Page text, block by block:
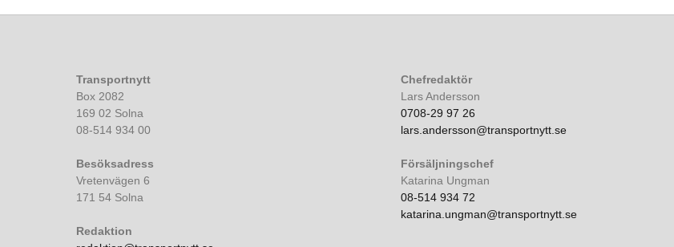
Transportnytt
Box 2082
169 02 Solna
08-514 934 00
Besöksadress
Vretenvägen 6
171 54 Solna
Redaktion
Chefredaktör
Lars Andersson
0708-29 97 26
lars.andersson@transportnytt.se
Försäljningschef
Katarina Ungman
08-514 934 72
katarina.ungman@transportnytt.se